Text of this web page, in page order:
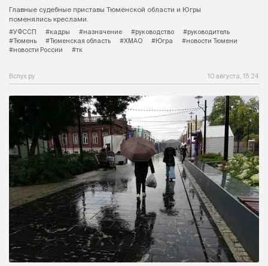
Главные судебные приставы Тюменской области и Югры
поменялись креслами.
#УФССП
#кадры #назначение #руководство
#руководитель
#Тюмень
#Тюменская область #ХМАО #Югра
#новости Тюмени
#новости России
#тк
Вслух.ру 10 августа, 15:24